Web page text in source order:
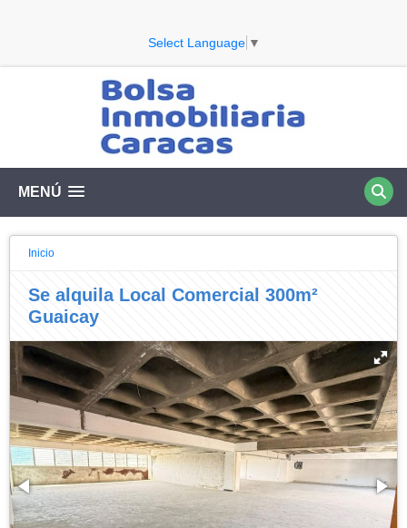
Select Language ▼
MENÚ
Inicio
Se alquila Local Comercial 300m²
Guaicay